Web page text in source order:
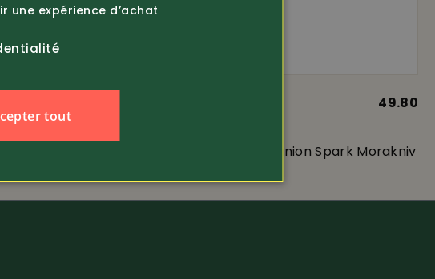
49.80
Couteau Companion Spark Morakniv
expérience d’achat
tout